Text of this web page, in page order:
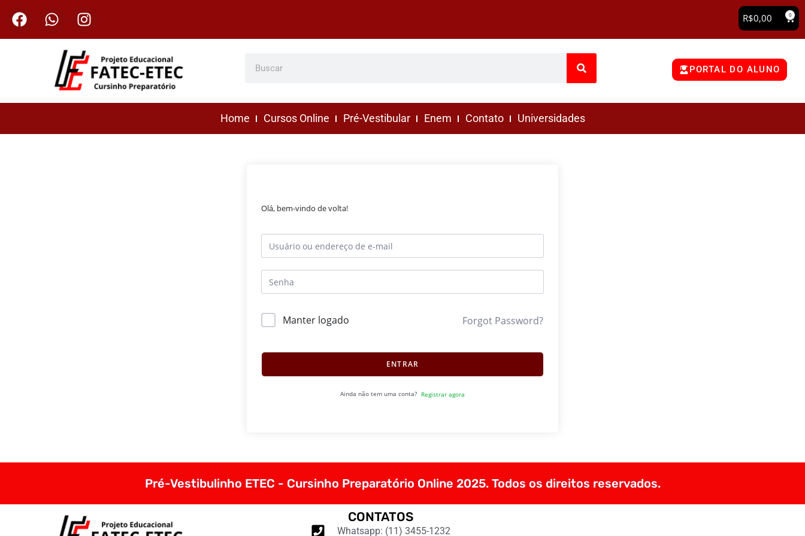
R$0,00 0
PORTAL DO ALUNO
Home Cursos Online Pré-Vestibular Enem Contato Universidades
Olá, bem-vindo de volta!
Manter logado Forgot Password?
ENTRAR
Ainda não tem uma conta? Registrar agora
Pré-Vestibulinho ETEC - Cursinho Preparatório Online 2025. Todos os direitos reservados.
CONTATOS
Whatsapp: (11) 3455-1232